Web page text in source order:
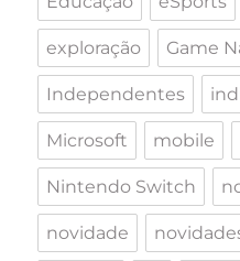
exploração Game
Independentes
Microsoft mobile
Nintendo Switch
novidade